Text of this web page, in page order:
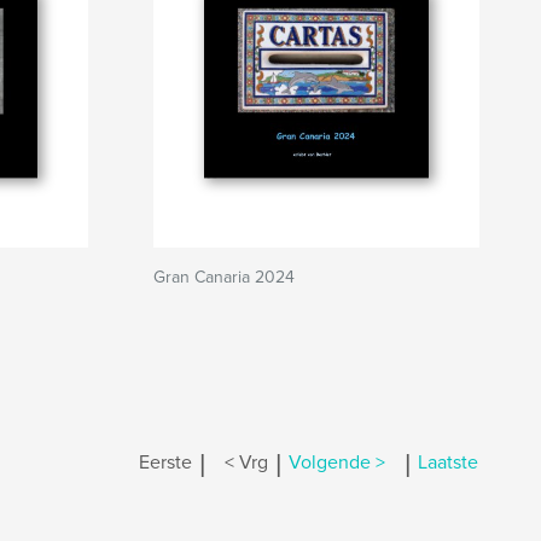
Gran Canaria 2024
Eerste | < Vrg | Volgende > | Laatste